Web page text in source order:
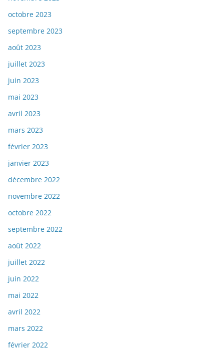
octobre 2023
septembre 2023
août 2023
juillet 2023
juin 2023
mai 2023
avril 2023
mars 2023
février 2023
janvier 2023
décembre 2022
novembre 2022
octobre 2022
septembre 2022
août 2022
juillet 2022
juin 2022
mai 2022
avril 2022
mars 2022
février 2022